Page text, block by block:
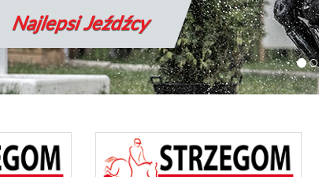
Wspaniałe Konie